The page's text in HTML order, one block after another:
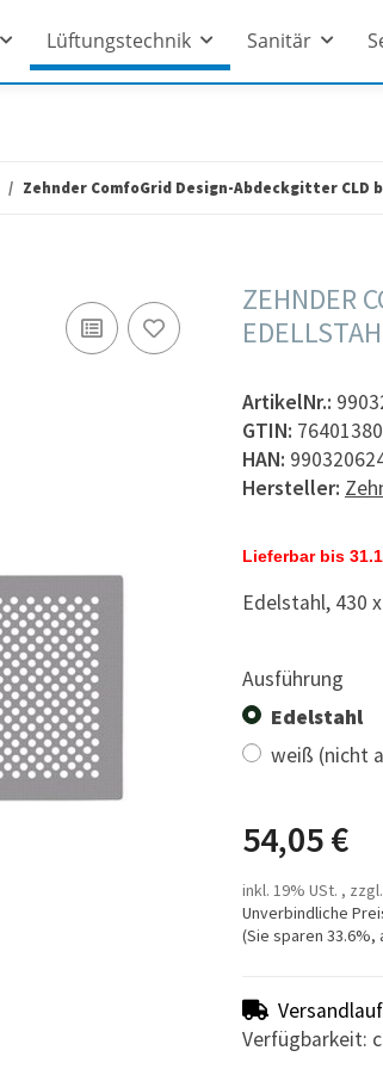
Lüftungstechnik Sanitär
Zehnder ComfoGrid Design-Abdeckgitter CLD
ZEHNDER
ArtikelNr.:
GTIN:
HAN:
Hersteller:
Lieferbar bis
Edelstahl, 430
Ausführung
Edelstahl
weiß (nicht
54,05 €
inkl. 19% USt. , zzgl.
Unverbindliche
(Sie sparen 33.6%,
Verfügbarkeit: